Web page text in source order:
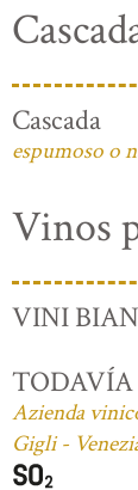
Cascada
espumoso o
Vinos
VINI
Azienda
Gigli -